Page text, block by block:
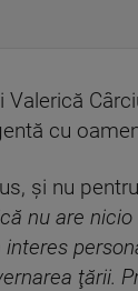
cu
şi nu
nu are
ţării.